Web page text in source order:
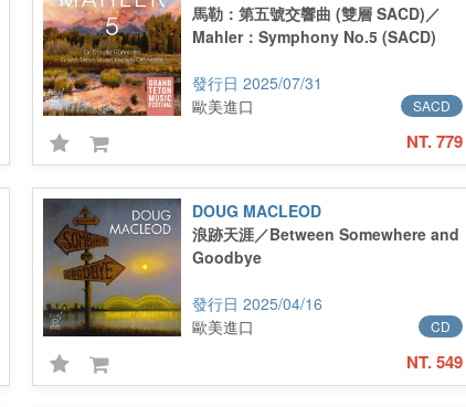
馬勒：第五號交響曲 (雙層 SACD)／
Mahler：Symphony No.5 (SACD)
2025/07/31
SACD
歐美進口
NT. 779
DOUG MACLEOD
浪跡天涯／Between Somewhere and
Goodbye
2025/04/16
CD
歐美進口
NT. 549